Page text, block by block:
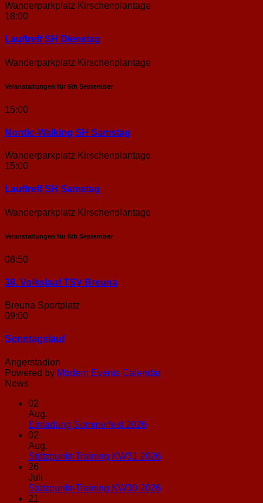
Wanderparkplatz Kirschenplantage
18:00
Lauftreff SH Dienstag
Wanderparkplatz Kirschenplantage
Veranstaltungen für 5th September
15:00
Nordic-Walking SH Samstag
Wanderparkplatz Kirschenplantage
15:00
Lauftreff SH Samstag
Wanderparkplatz Kirschenplantage
Veranstaltungen für 6th September
08:50
38. Volkslauf TSV Breuna
Breuna Sportplatz
09:00
Sonntags­lauf
Angerstadion
Powered by Modern Events Calendar
News
02
Aug.
Einladung Sommerfest 2026Keine
Einladung
02
Aug.
Stützpunkt-Training KW31 2026Keine
Stützpunkt-
26
Juli
Stützpunkt-Training KW30 2026Keine
21